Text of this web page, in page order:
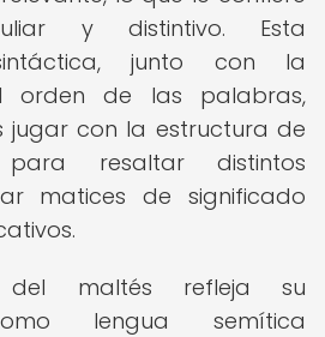
y distintivo. Esta
junto con la
orden de las palabras,
jugar con la estructura de
resaltar distintos
matices de significado
maltés refleja su
lengua semítica